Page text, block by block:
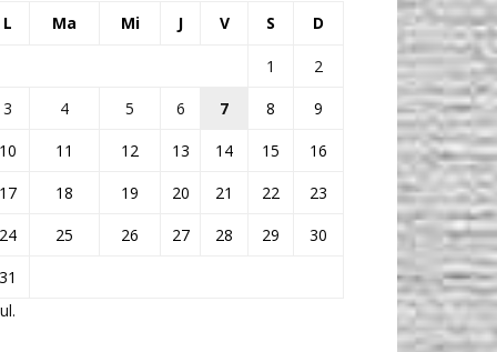
L Ma Mi J V S D
1
2
3
4 5 6 7 8
9
11 12 13 14 15
16
18 19 20 21 22
23
25 26 27 28 29
30